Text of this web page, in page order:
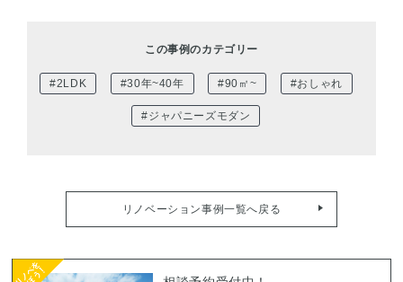
この事例のカテゴリー
#2LDK #30年~40年 #90㎡~ #おしゃれ
#ジャパニーズモダン
リノベーション事例一覧へ戻る